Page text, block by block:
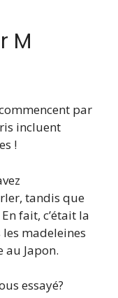
M
par
incluent
!
tandis que
fait, c’était la
madeleines
au Japon.
essayé?